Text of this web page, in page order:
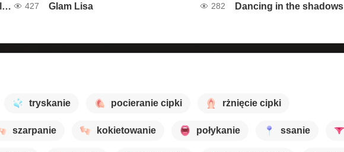
Let's get to know each other a little better 427 Glam Lisa 282 Dancing in the shadows
tryskanie pocieranie cipki rżnięcie cipki
szarpanie kokietowanie połykanie ssanie